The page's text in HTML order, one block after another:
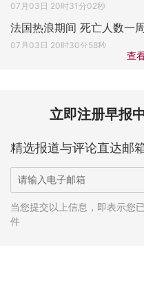
07月03日 20时31分02秒
法国热浪期间 死亡人数一
07月03日 20时30分58秒
查
立即注册早报
精选报道与评论直达邮
当您提交以上信息，即表示您
件